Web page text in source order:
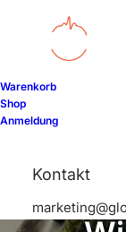
Warenkorb
Shop
Anmeldung
Kontakt